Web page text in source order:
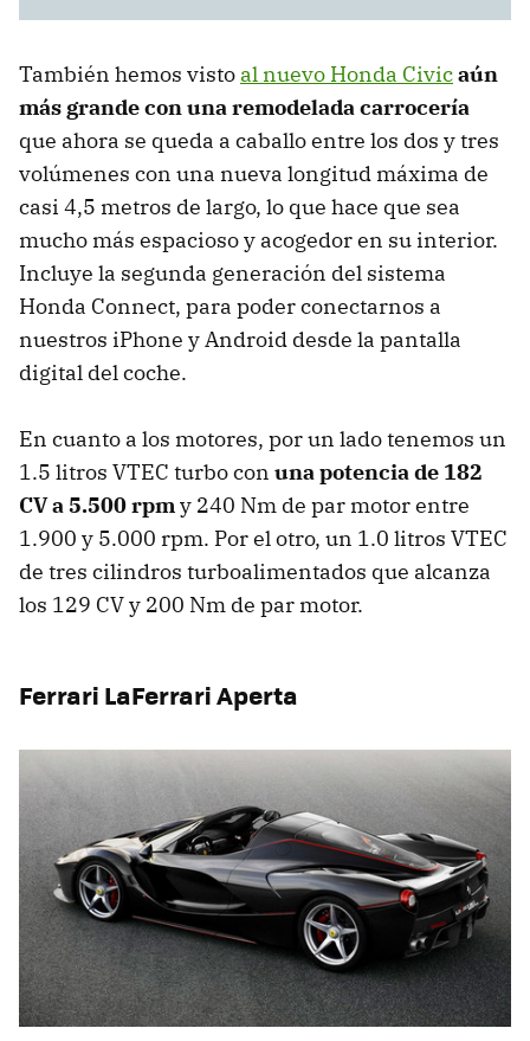
También hemos visto al nuevo Honda Civicaún
más grande con una remodelada carrocería
que ahora se queda a caballo entre los dos y tres
volúmenes con una nueva longitud máxima de
casi 4,5 metros de largo, lo que hace que sea
mucho más espacioso y acogedor en su interior.
Incluye la segunda generación del sistema
Honda Connect, para poder conectarnos a
nuestros iPhone y Android desde la pantalla
digital del coche.
En cuanto a los motores, por un lado tenemos un
1.5 litros VTEC turbo con una potencia de 182
CV a 5.500 rpmy 240 Nm de par motor entre
1.900 y 5.000 rpm. Por el otro, un 1.0 litros VTEC
de tres cilindros turboalimentados que alcanza
los 129 CV y 200 Nm de par motor.
Ferrari LaFerrari Aperta